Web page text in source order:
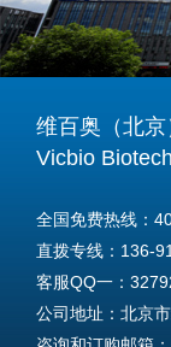
维百奥（北京
Vicbio
全国免费热线：
直拨专线：136-
客服QQ一：
公司地址：北京